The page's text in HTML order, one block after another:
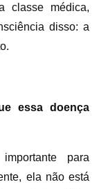
classe médica,
disso: a
essa doença
para
ela não está